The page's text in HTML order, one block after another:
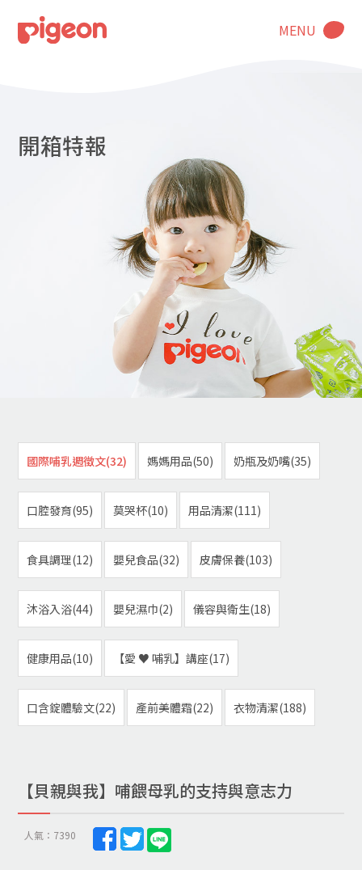
MENU
開箱特報
國際哺乳週徵文(32) 媽媽用品(50) 奶瓶及奶嘴(35)
口腔發育(95) 莫哭杯(10) 用品清潔(111)
食具調理(12) 嬰兒食品(32) 皮膚保養(103)
沐浴入浴(44) 嬰兒濕巾(2) 儀容與衛生(18)
健康用品(10) 【愛 ♥ 哺乳】講座(17)
口含錠體驗文(22) 產前美體霜(22) 衣物清潔(188)
【貝親與我】哺餵母乳的支持與意志力
人氣：7390